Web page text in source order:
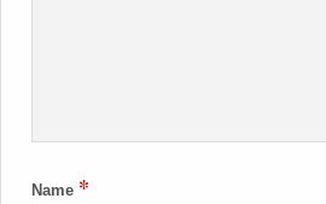
Name *